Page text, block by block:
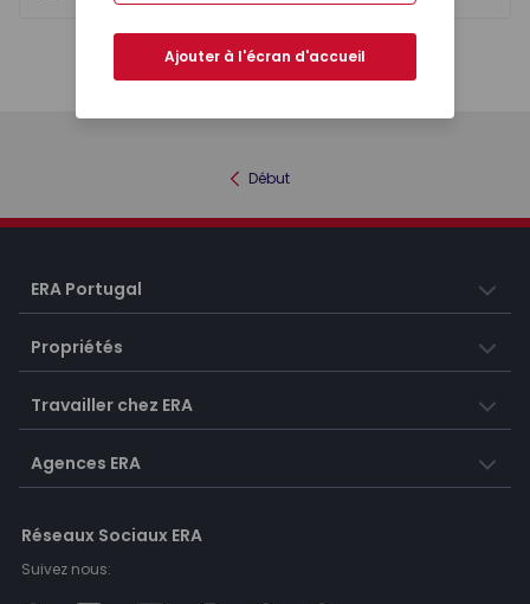
Début
ERA Portugal
Propriétés
Travailler chez ERA
Agences ERA
Réseaux Sociaux ERA
Suivez nous:
Ajouter à l'écran d'accueil